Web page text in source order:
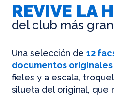
REVIVE LA
del club más
Una selección de 12
documentos originales
fieles y a escala,
silueta del original, que